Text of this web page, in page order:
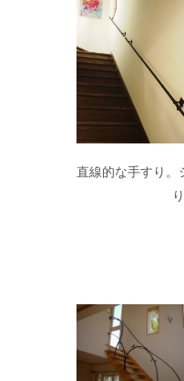
直線的な手すり。